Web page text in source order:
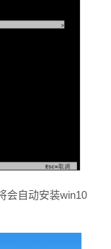
会自动安装win10